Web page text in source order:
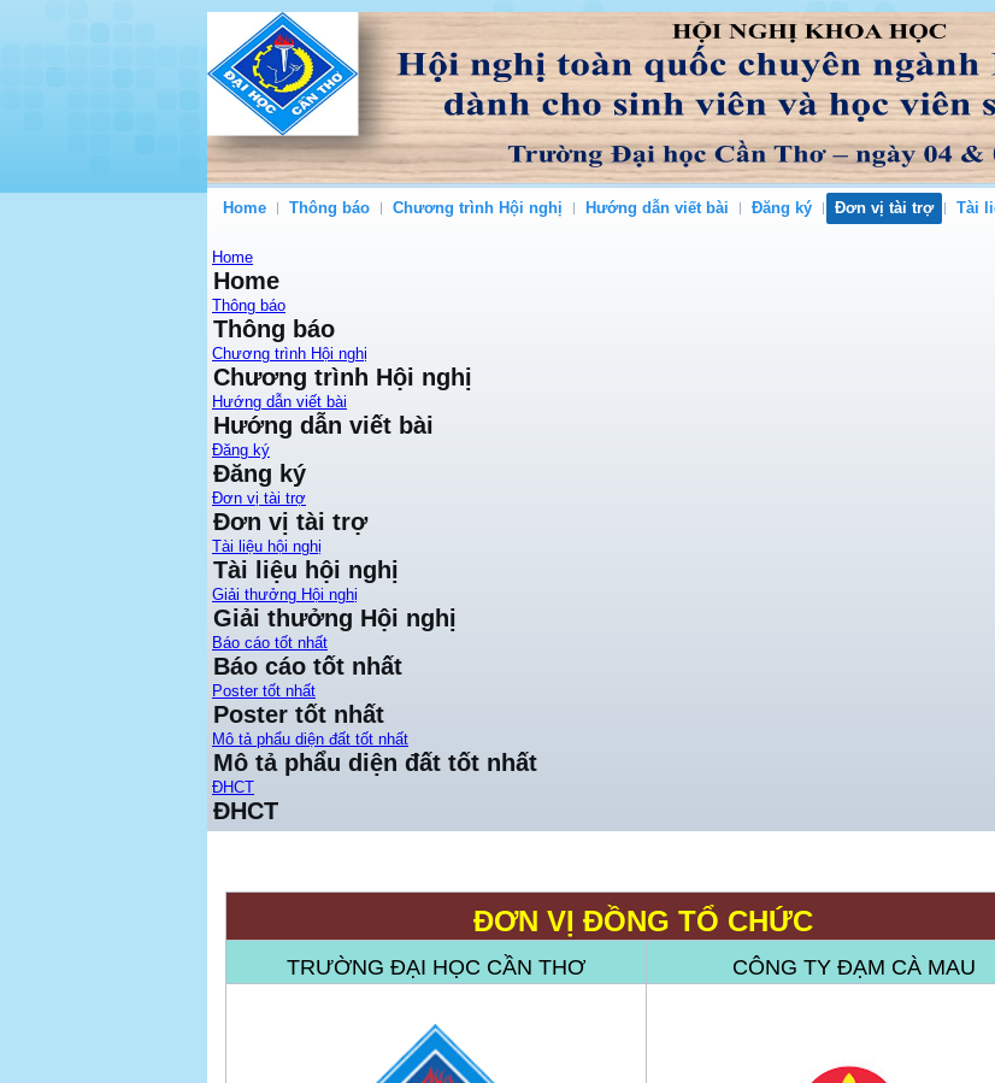
Home Thông báo Chương trình Hội nghị Hướng dẫn viết bài Đăng ký Đơn vị tài trợ Tài
Home
Home
Thông báo
Thông báo
Chương trình Hội nghị
Chương trình Hội nghị
Hướng dẫn viết bài
Hướng dẫn viết bài
Đăng ký
Đăng ký
Đơn vị tài trợ
Đơn vị tài trợ
Tài liệu hội nghị
Tài liệu hội nghị
Giải thưởng Hội nghị
Giải thưởng Hội nghị
Báo cáo tốt nhất
Báo cáo tốt nhất
Poster tốt nhất
Poster tốt nhất
Mô tả phẩu diện đất tốt nhất
Mô tả phẩu diện đất tốt nhất
ĐHCT
ĐHCT
ĐƠN VỊ ĐỒNG TỔ CHỨC
TRƯỜNG ĐẠI HỌC CẦN THƠ CÔNG TY ĐẠM CÀ MAU